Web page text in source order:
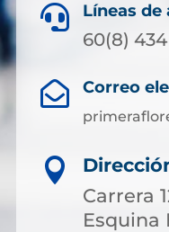
 Líneas de
60(8) 434
 Correo

Carrera
Esquina